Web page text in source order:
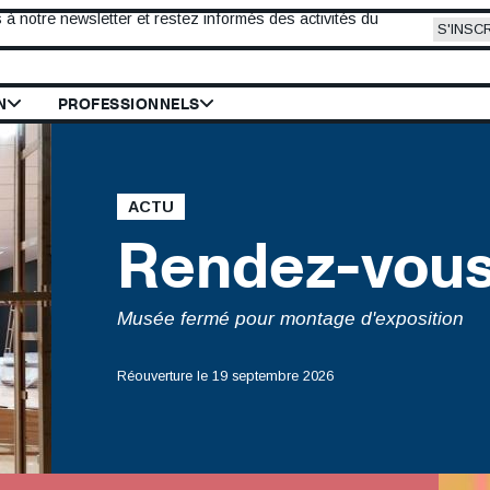
site du
notre newsletter et restez informés des activités du
PROFESSIONNELS
ACTU
Titre
Rendez-
Sous
Musée fermé pour montage d'exposition
Date
Réouverture le 19 septembre 2026